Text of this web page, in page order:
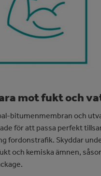
mot fukt och
bitumenmembran och
för att passa perfekt
fordonstrafik. Skyddar
och kemiska ämnen,